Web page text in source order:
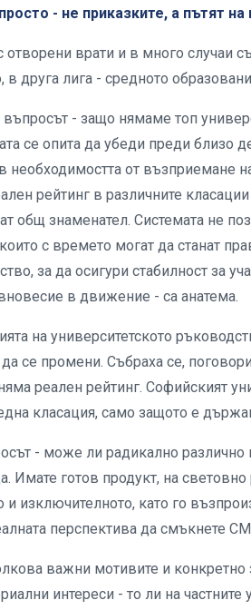
- не приказките, а пътят на
отворени врати и в много случаи
в друга лига - средното
- защо нямаме топ
се опита да убеди преди близо
необходимостта от възприемане
рейтинг в различните
общ знаменател. Системата не
с времето могат да станат
за да осигури стабилност за
в движение - са анатема.
на университетското
се промени. Събраха се,
реален рейтинг. Софийският
класация, само защото е
- може ли радикално
Имате готов продукт, на
и изключителното, като го
перспектива да смъкнете
важни мотивите и
интереси - то ли на